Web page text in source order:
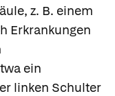
z. B. einem
Erkrankungen
ein
linken Schulter